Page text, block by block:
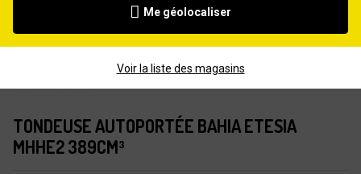
TONDEUSE AUTOPORTÉE BAHIA ETESIA
MHHE2 389CM³
Me géolocaliser
Voir la liste des magasins